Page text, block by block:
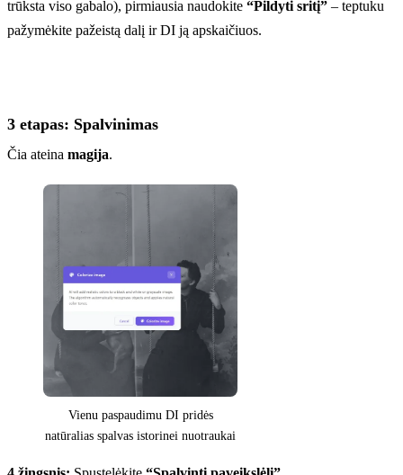
trūksta viso gabalo), pirmiausia naudokite “Pildyti sritį” – teptuku
pažymėkite pažeistą dalį ir DI ją apskaičiuos.
3 etapas: Spalvinimas
Čia ateina magija.
Vienu paspaudimu DI pridės
natūralias spalvas istorinei nuotraukai